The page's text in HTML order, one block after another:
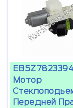
Мотор
Передней